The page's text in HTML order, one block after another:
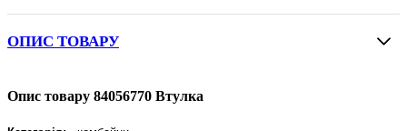
ОПИС ТОВАРУ
Опис товару 84056770 Втулка